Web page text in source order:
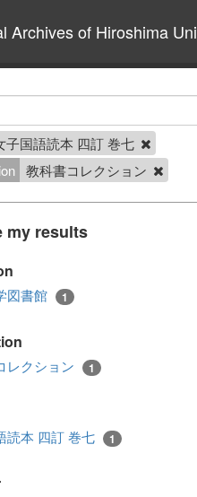
Archives of Hiroshima
子国語読本 四訂 巻七
教科書コレクション
my results
図書館 1
レクション 1
読本 四訂 巻七 1